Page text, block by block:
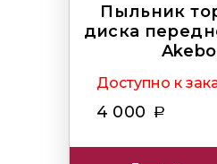
Пыльник
диска
Доступно к
4 000